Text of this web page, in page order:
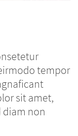
tempor
sit amet,
diam non